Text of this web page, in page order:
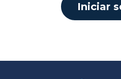
Iniciar